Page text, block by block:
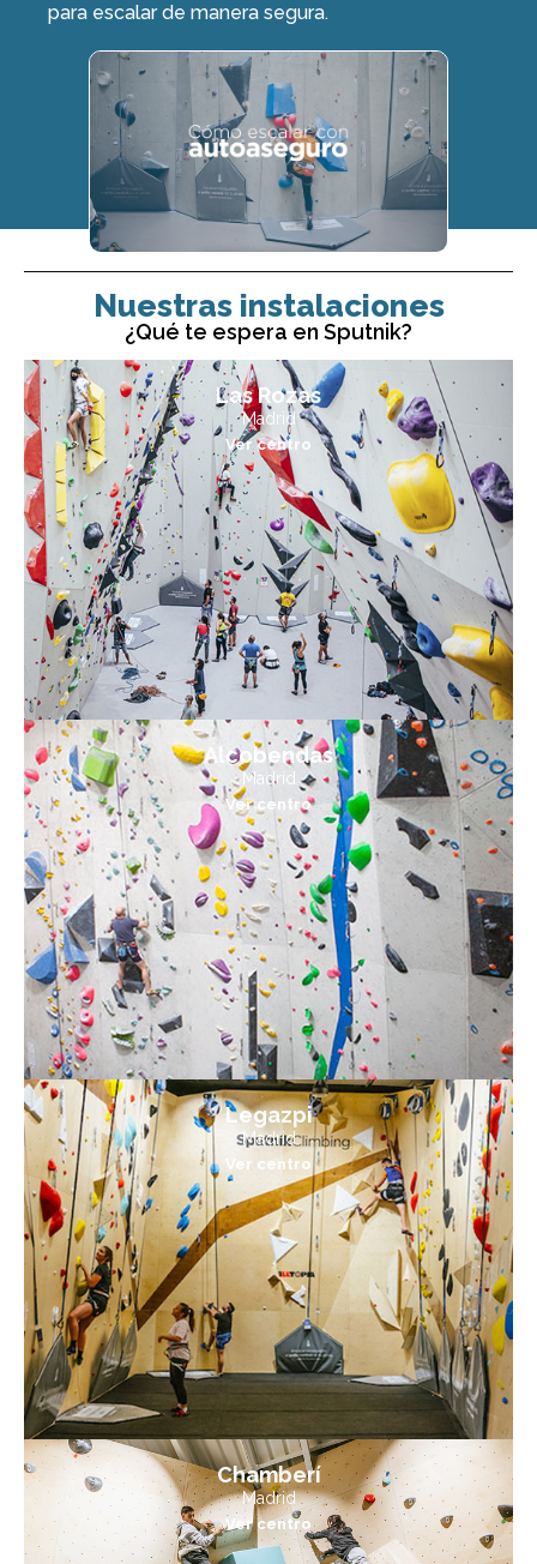
para escalar de manera segura.
Nuestras instalaciones
¿Qué te espera en Sputnik?
Las Rozas
Madrid
Ver centro
Alcobendas
Madrid
Ver centro
Legazpi
Madrid
Ver centro
Chamberí
Madrid
Ver centro